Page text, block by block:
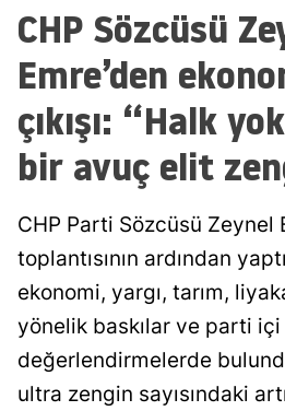
CHP Sözcüsü
Emre’den
çıkışı: “Halk
bir avuç elit
CHP Parti Sözcüsü Zeynel
toplantısının ardından
ekonomi, yargı, tarım,
yönelik baskılar ve parti
değerlendirmelerde
ultra zengin sayısındaki